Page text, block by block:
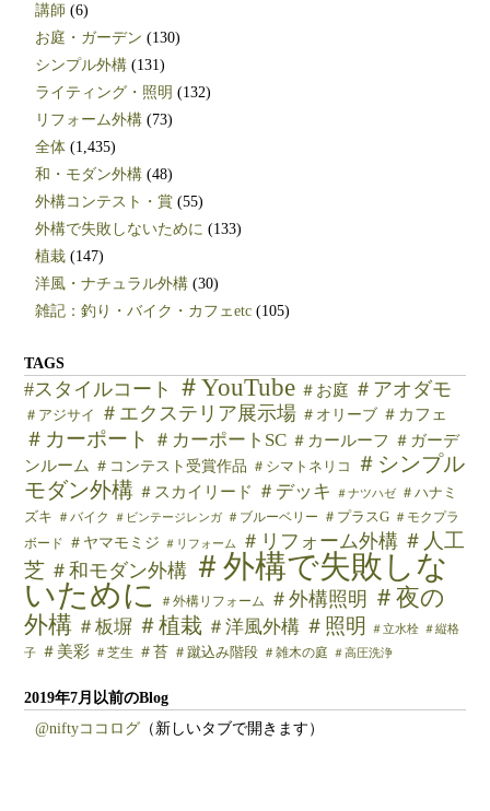
講師 (6)
お庭・ガーデン (130)
シンプル外構 (131)
ライティング・照明 (132)
リフォーム外構 (73)
全体 (1,435)
和・モダン外構 (48)
外構コンテスト・賞 (55)
外構で失敗しないために (133)
植栽 (147)
洋風・ナチュラル外構 (30)
雑記：釣り・バイク・カフェetc (105)
TAGS
#スタイルコート ＃YouTube ＃お庭 ＃アオダモ
＃アジサイ ＃エクステリア展示場 ＃オリーブ ＃カフェ
＃カーポート ＃カーポートSC ＃カールーフ ＃ガーデ
ンルーム ＃コンテスト受賞作品 ＃シマトネリコ
＃シンプル
モダン外構 ＃スカイリード ＃デッキ ＃ナツハゼ
＃ハナミ
ズキ ＃バイク ＃ビンテージレンガ ＃ブルーベリー ＃プラスG ＃モクプラ
ボード ＃ヤマモミジ ＃リフォーム ＃リフォーム外構 ＃人工
芝 ＃和モダン外構 ＃外構で失敗しな
いために
＃外構リフォーム ＃外構照明 ＃夜の
外構 ＃板塀 ＃植栽 ＃洋風外構 ＃照明 ＃立水栓 ＃縦格
子
＃美彩 ＃芝生 ＃苔 ＃蹴込み階段 ＃雑木の庭 ＃高圧洗浄
2019年7月以前のBlog
@niftyココログ （新しいタブで開きます）